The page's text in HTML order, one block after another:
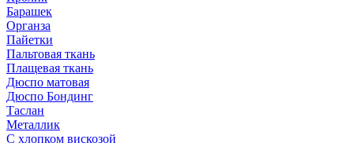
Барашек
Органза
Пайетки
Пальтовая ткань
Плащевая ткань
Дюспо матовая
Дюспо Бондинг
Таслан
Металлик
С хлопком вискозой